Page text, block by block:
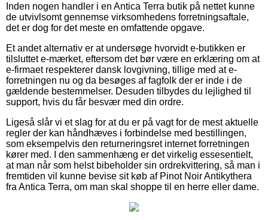
Inden nogen handler i en Antica Terra butik på nettet kunne
de utvivlsomt gennemse virksomhedens forretningsaftale,
det er dog for det meste en omfattende opgave.
Et andet alternativ er at undersøge hvorvidt e-butikken er
tilsluttet e-mærket, eftersom det bør være en erklæring om at
e-firmaet respekterer dansk lovgivning, tillige med at e-
forretningen nu og da besøges af fagfolk der er inde i de
gældende bestemmelser. Desuden tilbydes du lejlighed til
support, hvis du får besvær med din ordre.
Ligeså slår vi et slag for at du er på vagt for de mest aktuelle
regler der kan håndhæves i forbindelse med bestillingen,
som eksempelvis den returneringsret internet forretningen
kører med. I den sammenhæng er det virkelig essesentielt,
at man når som helst bibeholder sin ordrekvittering, så man i
fremtiden vil kunne bevise sit køb af Pinot Noir Antikythera
fra Antica Terra, om man skal shoppe til en herre eller dame.